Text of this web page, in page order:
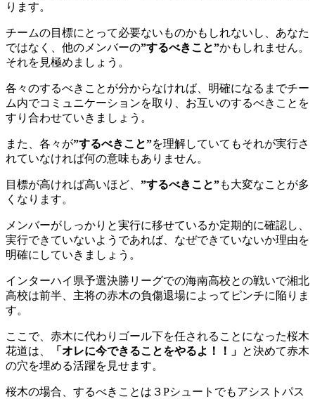
ります。
チームの目標にとって必要ないものかもしれないし、あなた
ではなく、他のメンバーの”するべきこと”かもしれません。
それを見極めましょう。
各々のするべきことが分からなければ、明確になるまでチー
ム内でコミュニケーションを取り、お互いのするべきことを
すり合わせていきましょう。
また、各々が”するべきこと”を理解していてもそれが実行さ
れていなければ何の意味もありません。
目標が高ければ高いほど、 ”するべきこと”も大変なことが多
くなります。
メンバーがしっかりと実行に移せているか定期的に確認し、
実行できていないようであれば、なぜできていないか理由を
明確にしていきましょう。
インターハイ県予選決勝リーグでの海南高校との戦いで湘北
高校は前半、主将の赤木の負傷退場によってピンチに陥りま
す。
ここで、赤木に代わりゴール下を任されることになった桜木
花道は、
「オレに今できることをやるよ！！」 と決めて赤木
の穴を埋める活躍を見せます。
桜木の場合、するべきことは３Pシュートでもアシストパス